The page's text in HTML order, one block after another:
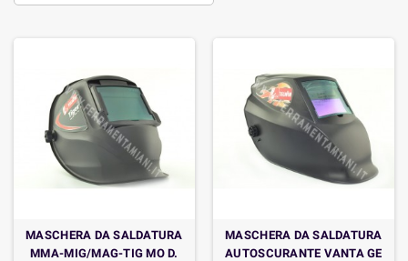
MASCHERA DA SALDATURA
MMA-MIG/MAG-TIG MO D.
MASCHERA DA SALDATURA
AUTOSCURANTE VANTA GE